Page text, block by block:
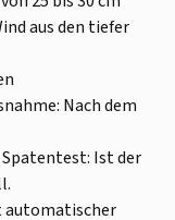
aus den tiefer
Nach dem
Ist der
automatischer